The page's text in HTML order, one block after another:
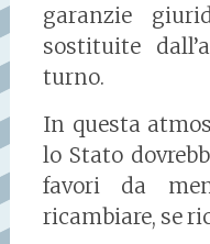
garanzie
sostituite
turno.
In questa
lo Stato
favori da
ricambiare, se